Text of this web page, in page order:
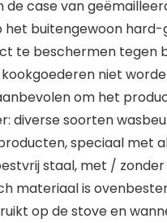
de case van
het buitengewoon
te beschermen tegen
niet
om het
diverse soorten
speciaal met
staal, met / zonder
is
op de stove en